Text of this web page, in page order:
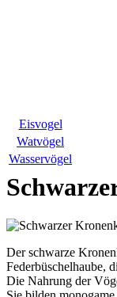
Eisvogel
Watvögel
Wasservögel
Der schwarze
Federbüschelhaube,
Die Nahrung der